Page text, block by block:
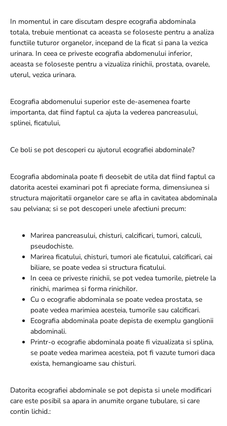
In momentul in care discutam despre ecografia abdominala
totala, trebuie mentionat ca aceasta se foloseste pentru a analiza
functiile tuturor organelor, incepand de la ficat si pana la vezica
urinara. In ceea ce priveste ecografia abdomenului inferior,
aceasta se foloseste pentru a vizualiza rinichii, prostata, ovarele,
uterul, vezica urinara.
Ecografia abdomenului superior este de-asemenea foarte
importanta, dat fiind faptul ca ajuta la vederea pancreasului,
splinei, ficatului,
Ce boli se pot descoperi cu ajutorul ecografiei abdominale?
Ecografia abdominala poate fi deosebit de utila dat fiind faptul ca
datorita acestei examinari pot fi apreciate forma, dimensiunea si
structura majoritatii organelor care se afla in cavitatea abdominala
sau pelviana; si se pot descoperi unele afectiuni precum:
Marirea pancreasului, chisturi, calcificari, tumori, calculi,
pseudochiste.
Marirea ficatului, chisturi, tumori ale ficatului, calcificari, cai
biliare, se poate vedea si structura ficatului.
In ceea ce priveste rinichii, se pot vedea tumorile, pietrele la
rinichi, marimea si forma rinichilor.
Cu o ecografie abdominala se poate vedea prostata, se
poate vedea marimiea acesteia, tumorile sau calcificari.
Ecografia abdominala poate depista de exemplu ganglionii
abdominali.
Printr-o ecografie abdominala poate fi vizualizata si splina,
se poate vedea marimea acesteia, pot fi vazute tumori daca
exista, hemangioame sau chisturi.
Datorita ecografiei abdominale se pot depista si unele modificari
care este posibil sa apara in anumite organe tubulare, si care
contin lichid.: